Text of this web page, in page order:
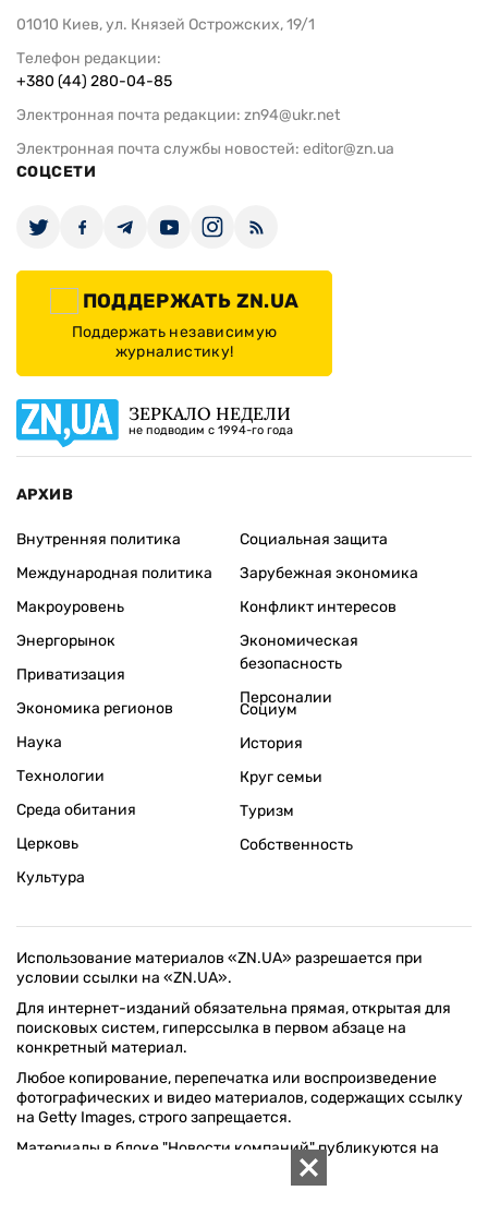
01010 Киев, ул. Князей Острожских, 19/1
Телефон редакции:
+380 (44) 280-04-85
Электронная почта редакции: zn94@ukr.net
Электронная почта службы новостей: editor@zn.ua
СОЦСЕТИ
ПОДДЕРЖАТЬ ZN.UA
Поддержать независимую
журналистику!
ЗЕРКАЛО НЕДЕЛИ
не подводим с 1994-го года
АРХИВ
Внутренняя политика
Международная политика
Макроуровень
Энергорынок
Приватизация
Экономика регионов
Социальная защита
Зарубежная экономика
Конфликт интересов
Экономическая
безопасность
Персоналии
Наука
Технологии
Среда обитания
Церковь
Культура
Социум
История
Круг семьи
Туризм
Собственность
Использование материалов «ZN.UA» разрешается при
условии ссылки на «ZN.UA».
Для интернет-изданий обязательна прямая, открытая для
поисковых систем, гиперссылка в первом абзаце на
конкретный материал.
Любое копирование, перепечатка или воспроизведение
фотографических и видео материалов, содержащих ссылку
на Getty Images, строго запрещается.
Материалы в блоке "Новости компаний" публикуются на